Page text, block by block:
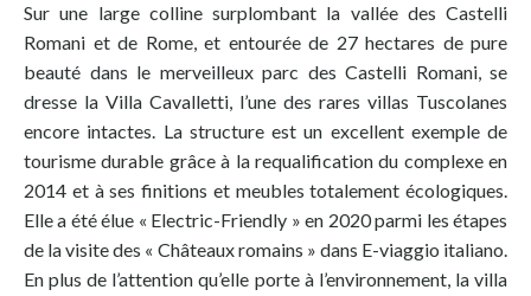
Sur une large colline surplombant la vallée des Castelli
Romani et de Rome, et entourée de 27 hectares de pure
beauté dans le merveilleux parc des Castelli Romani, se
dresse la Villa Cavalletti, l’une des rares villas Tuscolanes
encore intactes. La structure est un excellent exemple de
tourisme durable grâce à la requalification du complexe en
2014 et à ses finitions et meubles totalement écologiques.
Elle a été élue « Electric-Friendly » en 2020 parmi les étapes
de la visite des « Châteaux romains » dans E-viaggio italiano.
En plus de l’attention qu’elle porte à l’environnement, la villa